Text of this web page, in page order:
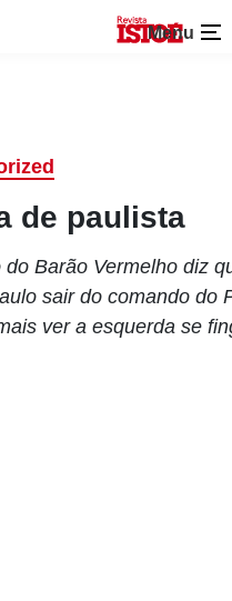
Menu
de paulista
do Barão Vermelho diz
sair do comando do
ver a esquerda se